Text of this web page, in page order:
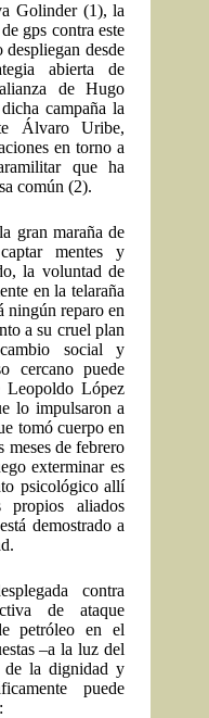
Golinder (1), la
gps contra este
desde
abierta de
de Hugo
campaña la
Álvaro Uribe,
en torno a
que ha
común (2).
gran maraña de
mentes y
la voluntad de
en la telaraña
ningún reparo en
a su cruel plan
social y
cercano puede
Leopoldo López
lo impulsaron a
tomó cuerpo en
meses de febrero
exterminar es
psicológico allí
aliados
demostrado a
contra
de ataque
petróleo en el
–a la luz del
de la dignidad y
puede